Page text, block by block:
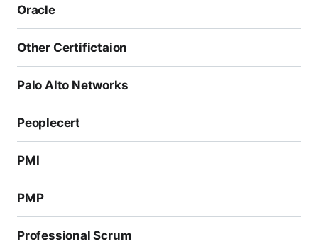
Oracle
Other Certifictaion
Palo Alto Networks
Peoplecert
PMI
PMP
Professional Scrum